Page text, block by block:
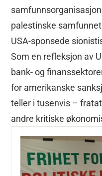
palestinske
USA-sponsede
Som en refleksjon av
bank- og
for amerikanske
teller i tusenvis –
andre kritiske